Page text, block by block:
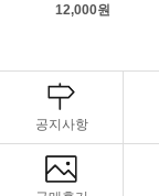
12,000원
공지사항